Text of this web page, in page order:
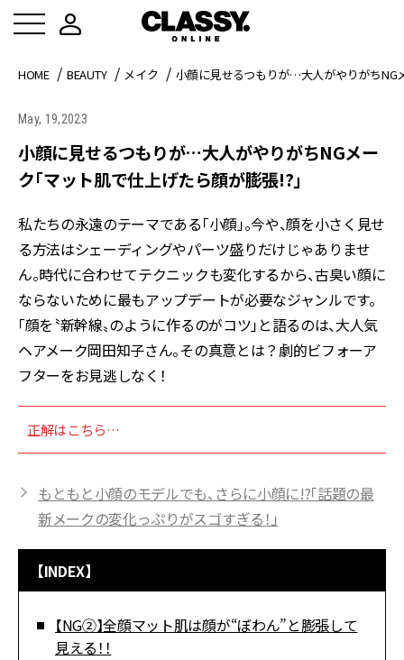
HOME BEAUTY メイク 小顔に見せるつもりが…大人がやりがちNG
May, 19,2023
小顔に見せるつもりが…大人がやりがちNGメー
ク「マット肌で仕上げたら顔が膨張!?」
私たちの永遠のテーマである「小顔」。今や、顔を小さく見せ
る方法はシェーディングやパーツ盛りだけじゃありませ
ん。時代に合わせてテクニックも変化するから、古臭い顔に
ならないために最もアップデートが必要なジャンルです。
「顔を〝新幹線〟のように作るのがコツ」と語るのは、大人気
ヘアメーク岡田知子さん。その真意とは？劇的ビフォーア
フターをお見逃しなく！
正解はこちら…
もともと小顔のモデルでも、さらに小顔に!?「話題の最
新メークの変化っぷりがスゴすぎる！」
【INDEX】
【NG②】全顔マット肌は顔が“ぼわん”と膨張して
見える！！